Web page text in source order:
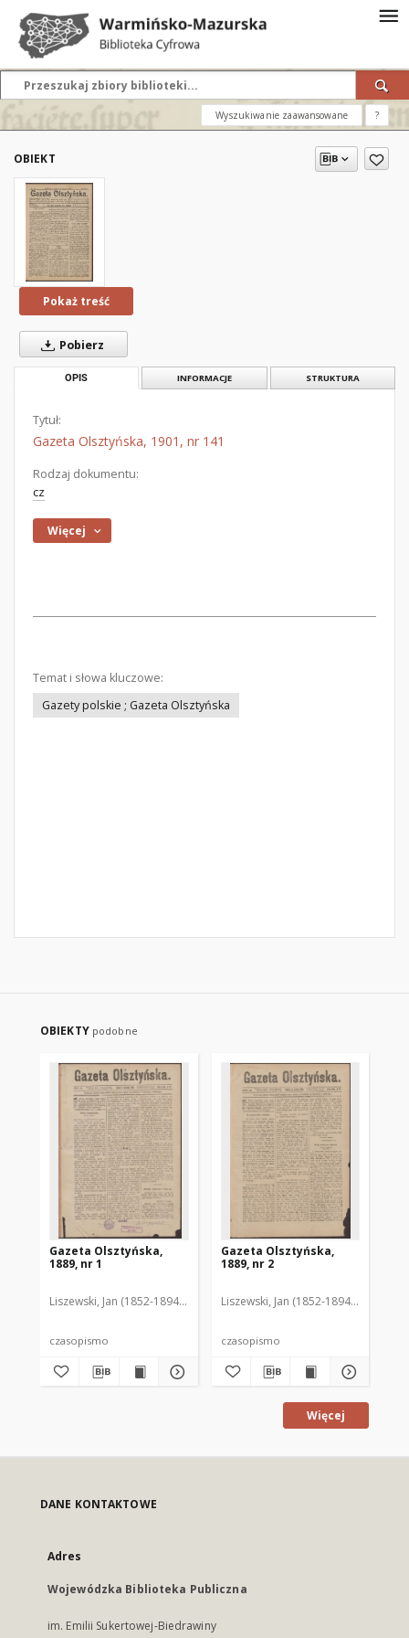
Wyszukiwanie zaawansowane ?
OBIEKT
Pokaż treść
Pobierz
OPIS INFORMACJE STRUKTURA
Tytuł:
Gazeta Olsztyńska, 1901, nr 141
Rodzaj dokumentu:
cz
Więcej
Temat i słowa kluczowe:
Gazety polskie ; Gazeta Olsztyńska
OBIEKTY podobne
Gazeta Olsztyńska,
1889, nr 1
Liszewski, Jan (1852-1894). Red.
czasopismo
Gazeta Olsztyńska,
1889, nr 2
Liszewski, Jan (1852-1894). Red.
czasopismo
Więcej
DANE KONTAKTOWE
Adres
Wojewódzka Biblioteka Publiczna
im. Emilii Sukertowej-Biedrawiny